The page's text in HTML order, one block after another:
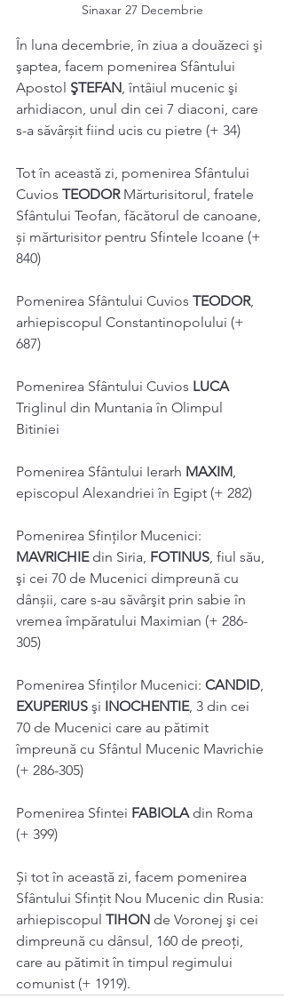
Sinaxar 27 Decembrie
În luna decembrie, în ziua a douăzeci şi
şaptea, facem pomenirea Sfântului
Apostol ŞTEFAN , întâiul mucenic şi
arhidiacon, unul din cei 7 diaconi, care
s-a săvârșit fiind ucis cu pietre (+ 34)
Tot în această zi, pomenirea Sfântului
Cuvios TEODOR Mărturisitorul, fratele
Sfântului Teofan, făcătorul de canoane,
și mărturisitor pentru Sfintele Icoane (+
840)
Pomenirea Sfântului Cuvios TEODOR,
arhiepiscopul Constantinopolului (+
687)
Pomenirea Sfântului Cuvios LUCA
Triglinul din Muntania în Olimpul
Bitiniei
Pomenirea Sfântului Ierarh MAXIM
episcopul Alexandriei în Egipt (+ 282)
Pomenirea Sfinților Mucenici:
MAVRICHIE din Siria, FOTINUS , fiul său,
şi cei 70 de Mucenici dimpreună cu
dânșii, care s-au săvârşit prin sabie în
vremea împăratului Maximian (+ 286-
305)
Pomenirea Sfinților Mucenici: CANDID
EXUPERIUS şi INOCHENTIE, 3 din cei
70 de Mucenici care au pătimit
împreună cu Sfântul Mucenic Mavrichie
(+ 286-305)
Pomenirea Sfintei FABIOLA din Roma
(+ 399)
Și tot în această zi, facem pomenirea
Sfântului Sfințit Nou Mucenic din Rusia:
arhiepiscopul TIHON de Voronej şi cei
dimpreună cu dânsul, 160 de preoţi,
care au pătimit în timpul regimului
comunist (+ 1919).